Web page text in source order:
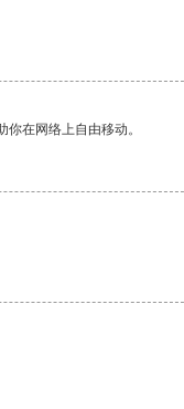
在网络上自由移动。